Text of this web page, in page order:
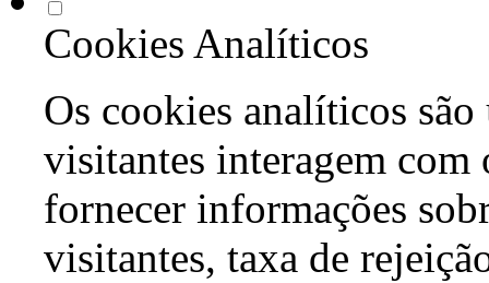
Cookies Analíticos
Os cookies analíticos são
visitantes interagem com
fornecer informações
visitantes, taxa de